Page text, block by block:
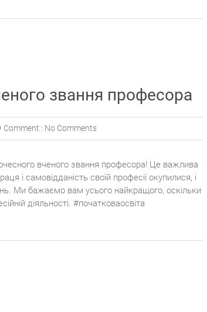
звання професора
Comment : No Comments
вченого звання професора! Це важлива
і самовідданість своїй професії окупилися, і
Ми бажаємо вам усього найкращого, оскільки
діяльності. #початковаосвіта